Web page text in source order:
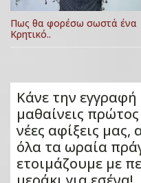
Πως θα φορέσω σωστά ένα
Κρητικό..
Κάνε την εγγραφή
μαθαίνεις πρώτος
νέες αφίξεις μας,
όλα τα ωραία
ετοιμάζουμε με